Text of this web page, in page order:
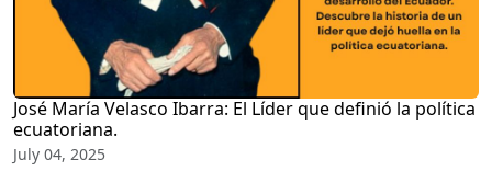
José María Velasco Ibarra: El Líder que definió la política
ecuatoriana.
July 04, 2025